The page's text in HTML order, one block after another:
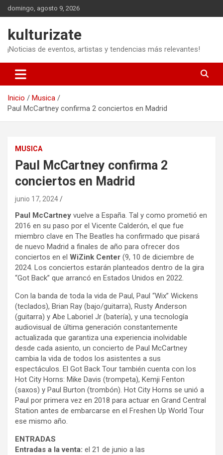
Saltar
al
domingo, agosto 9, 2026
kulturizate
¡Noticias de eventos, artistas y tendencias más relevantes!
Inicio
Musica
Paul McCartney confirma 2 conciertos en Madrid
MUSICA
Paul McCartney confirma 2
conciertos en Madrid
junio 17, 2024
Paul McCartney vuelve a España. Tal y como prometió en
2016 en su paso por el Vicente Calderón, el que fue
miembro clave en The Beatles ha confirmado que pisará
de nuevo Madrid a finales de año para ofrecer dos
conciertos en el WiZink Center (9, 10 de diciembre de
2024. Los conciertos estarán planteados dentro de la gira
“Got Back” que arrancó en Estados Unidos en 2022.
Con la banda de toda la vida de Paul, Paul “Wix” Wickens
(teclados), Brian Ray (bajo/guitarra), Rusty Anderson
(guitarra) y Abe Laboriel Jr (batería), y una tecnología
audiovisual de última generación constantemente
actualizada que garantiza una experiencia inolvidable
desde cada asiento, un concierto de Paul McCartney
cambia la vida de todos los asistentes a sus
espectáculos. El Got Back Tour también cuenta con los
Hot City Horns: Mike Davis (trompeta), Kemji Fenton
(saxos) y Paul Burton (trombón). Hot City Horns se unió a
Paul por primera vez en 2018 para actuar en Grand Central
Station antes de embarcarse en el Freshen Up World Tour
ese mismo año.
ENTRADAS
Entradas a la venta: el 21 de junio a las